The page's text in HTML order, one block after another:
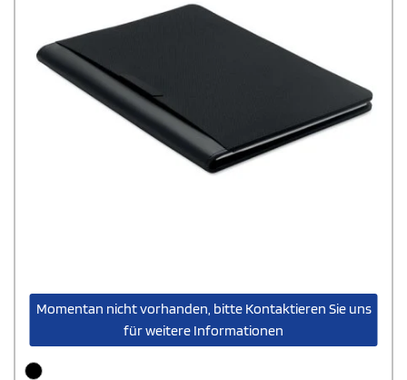
Momentan nicht vorhanden, bitte Kontaktieren Sie uns
für weitere Informationen